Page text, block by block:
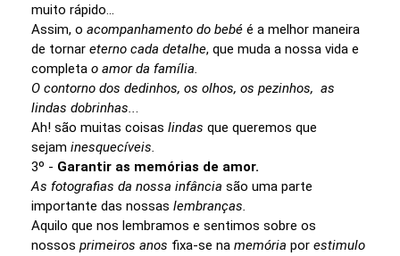
muito rápido...
Assim, o acompanhamento do bebé é a melhor maneira
de tornar eterno cada detalhe, que muda a nossa vida e
completa o amor da família.
O contorno dos dedinhos, os olhos, os pezinhos, as
lindas dobrinhas...
Ah! são muitas coisas lindas que queremos que
sejam inesquecíveis.
3º - Garantir as memórias de amor.
As fotografias da nossa infância são uma parte
importante das nossas lembranças.
Aquilo que nos lembramos e sentimos sobre os
nossos primeiros anos fixa-se na memória por estimulo